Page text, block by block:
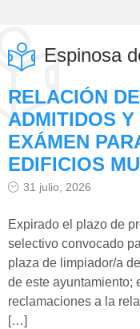
Espinosa
RELACIÓN
ADMITIDOS
EXÁMEN
EDIFICIOS
31 julio, 2026
Expirado el plazo de
selectivo convocado
plaza de limpiador/a
de este ayuntamiento;
reclamaciones a la
[…]